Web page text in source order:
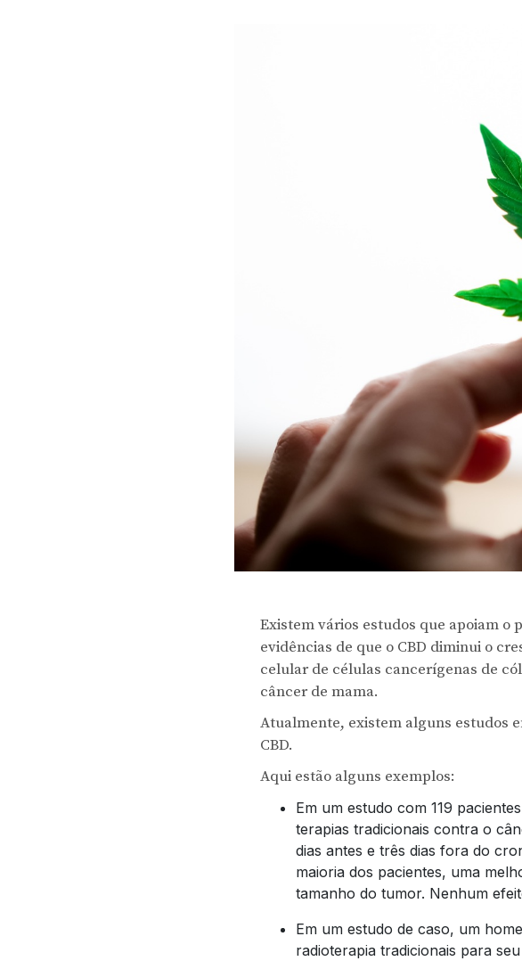
Existem vários estudos que apoiam o
evidências de que o CBD diminui o
celular de células cancerígenas de
câncer de mama.
Atualmente, existem alguns estudos
CBD.
Aqui estão alguns exemplos:
Em um estudo com 119
terapias tradicionais contra o
dias antes e três dias fora do
maioria dos pacientes, uma
tamanho do tumor. Nenhum
Em um estudo de caso, um
radioterapia tradicionais para